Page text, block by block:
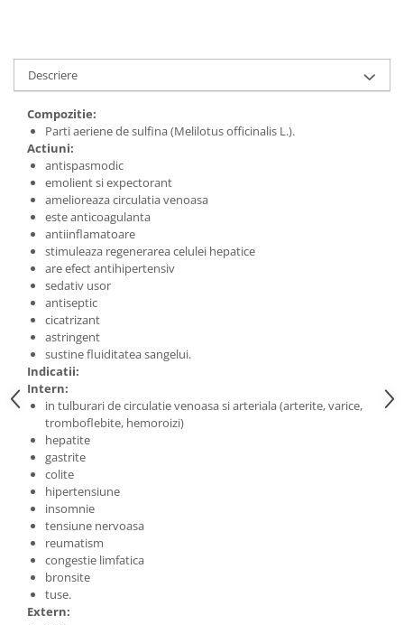
Memorie
Somn usor
Produse pentru Ea
Potenta barbati
Produse pentru sportivi
Proteine
Suplimente fitness
Batoane proteice
Pentru antrenament
Mama si copilul
Produse pentru copii
Sarcina si alaptare
Produse instant
Lapte
Snacksuri
Superalimente
Atelierul de cafea si ceaiuri
Cafea
Ceaiuri simple
Ceaiuri medicinale compuse
Ceaiuri Maté
Cafea verde
Ulei de Cocos
Ulei de cocos de uz alimentar
Ulei de cocos de uz cosmetic
Alte produse din Cocos
Descriere
Compozitie:
Parti aeriene de sulfina (Melilotus officinalis L.).
Actiuni:
antispasmodic
emolient si expectorant
amelioreaza circulatia venoasa
este anticoagulanta
antiinflamatoare
stimuleaza regenerarea celulei hepatice
are efect antihipertensiv
sedativ usor
antiseptic
cicatrizant
astringent
sustine fluiditatea sangelui.
Indicatii:
Intern:
in tulburari de circulatie venoasa si arteriala (arterite, varice,
tromboflebite, hemoroizi)
hepatite
gastrite
colite
hipertensiune
insomnie
tensiune nervoasa
reumatism
congestie limfatica
bronsite
tuse.
Extern: